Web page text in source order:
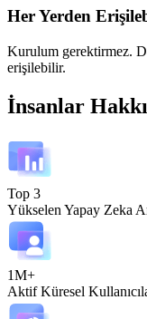
Her Yerden
Kurulum gerektirmez.
erişilebilir.
İnsanlar
Top 3
Yükselen Yapay Zeka
1M+
Aktif Küresel